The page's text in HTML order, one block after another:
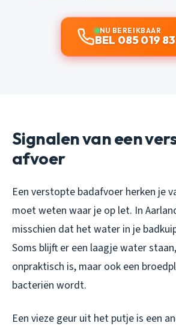
NU BEREIKBAAR
BEL 085 019
Signalen van een
afvoer
Een verstopte badafvoer herken je
moet weten waar je op let. In
misschien dat het water in je
Soms blijft er een laagje water
onpraktisch is, maar ook een
bacteriën wordt.
Een vieze geur uit het putje is een